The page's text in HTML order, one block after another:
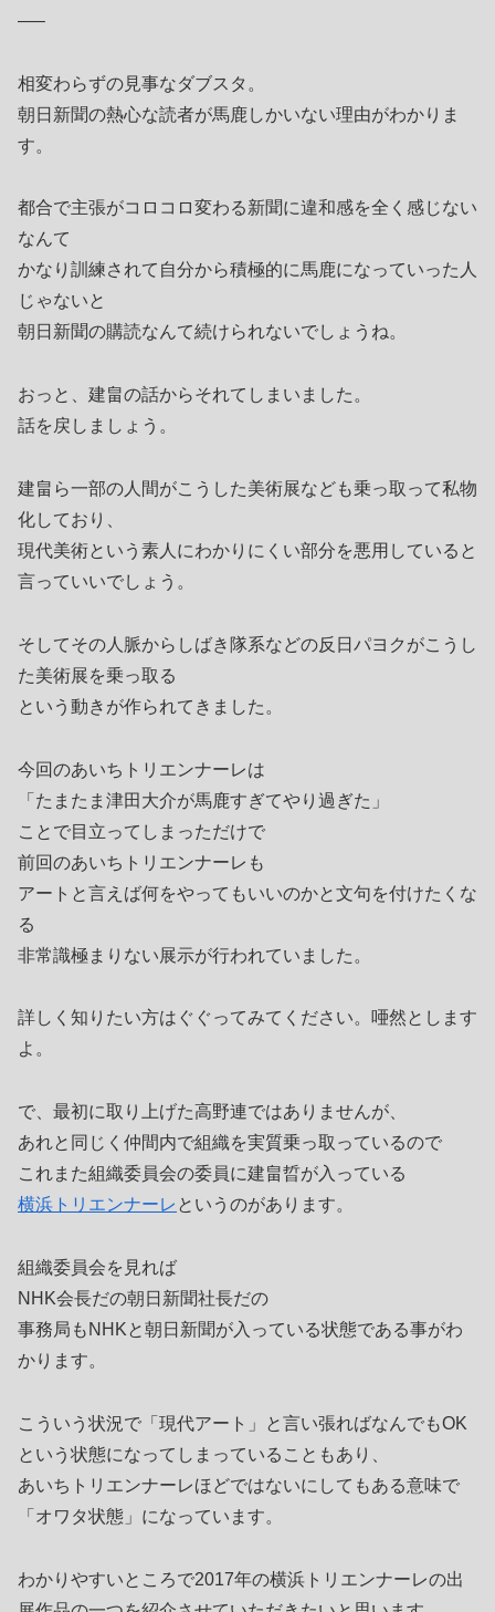
—–
相変わらずの見事なダブスタ。
朝日新聞の熱心な読者が馬鹿しかいない理由がわかりま
す。
都合で主張がコロコロ変わる新聞に違和感を全く感じない
なんて
かなり訓練されて自分から積極的に馬鹿になっていった人
じゃないと
朝日新聞の購読なんて続けられないでしょうね。
おっと、建畠の話からそれてしまいました。
話を戻しましょう。
建畠ら一部の人間がこうした美術展なども乗っ取って私物
化しており、
現代美術という素人にわかりにくい部分を悪用していると
言っていいでしょう。
そしてその人脈からしばき隊系などの反日パヨクがこうし
た美術展を乗っ取る
という動きが作られてきました。
今回のあいちトリエンナーレは
「たまたま津田大介が馬鹿すぎてやり過ぎた」
ことで目立ってしまっただけで
前回のあいちトリエンナーレも
アートと言えば何をやってもいいのかと文句を付けたくな
る
非常識極まりない展示が行われていました。
詳しく知りたい方はぐぐってみてください。唖然とします
よ。
で、最初に取り上げた高野連ではありませんが、
あれと同じく仲間内で組織を実質乗っ取っているので
これまた組織委員会の委員に建畠晢が入っている
横浜トリエンナーレ というのがあります。
組織委員会を見れば
NHK会長だの朝日新聞社長だの
事務局もNHKと朝日新聞が入っている状態である事がわ
かります。
こういう状況で「現代アート」と言い張ればなんでもOK
という状態になってしまっていることもあり、
あいちトリエンナーレほどではないにしてもある意味で
「オワタ状態」になっています。
わかりやすいところで2017年の横浜トリエンナーレの出